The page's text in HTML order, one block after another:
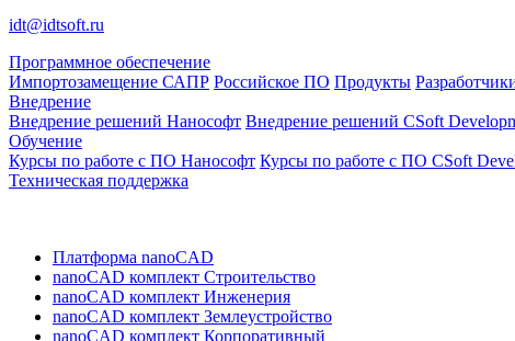
idt@idtsoft.ru
Программное обеспечение
Импортозамещение САПР Российское ПО Продукты
Внедрение
Внедрение решений Нанософт Внедрение решений CSoft
Обучение
Курсы по работе с ПО Нанософт Курсы по работе с ПО CSoft
Техническая поддержка
Платформа nanoCAD
nanoCAD комплект Строительство
nanoCAD комплект Инженерия
nanoCAD комплект Землеустройство
nanoCAD комплект Корпоративный